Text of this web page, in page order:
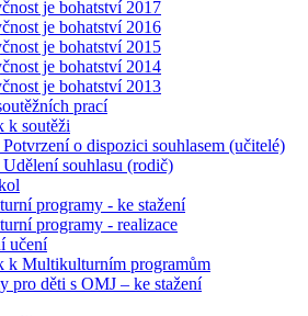
je bohatství 2017
je bohatství 2016
je bohatství 2015
je bohatství 2014
je bohatství 2013
prací
k soutěži
o dispozici souhlasem (učitelé)
souhlasu (rodič)
programy - ke stažení
programy - realizace
učení
k Multikulturním programům
pro děti s OMJ – ke stažení